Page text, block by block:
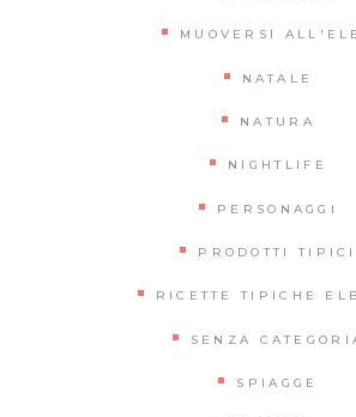
MUOVERSI
NATALE
NATURA
NIGHTLIFE
PERSONAGGI
PRODOTTI TIPICI
RICETTE TIPICHE
SENZA
SPIAGGE